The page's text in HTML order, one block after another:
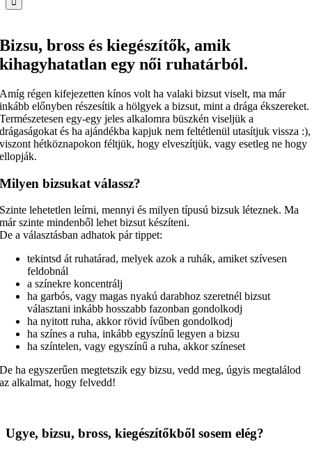
Bizsu, bross és kiegészítők, amik
kihagyhatatlan egy női ruhatárból.
Amíg régen kifejezetten kínos volt ha valaki bizsut viselt, ma már
inkább előnyben részesítik a hölgyek a bizsut, mint a drága ékszereket.
Természetesen egy-egy jeles alkalomra büszkén viseljük a
drágaságokat és ha ajándékba kapjuk nem feltétlenül utasítjuk vissza :),
viszont hétköznapokon féltjük, hogy elveszítjük, vagy esetleg ne hogy
ellopják.
Milyen bizsukat válassz?
Szinte lehetetlen leírni, mennyi és milyen típusú bizsuk léteznek. Ma
már szinte mindenből lehet bizsut készíteni.
De a választásban adhatok pár tippet:
tekintsd át ruhatárad, melyek azok a ruhák, amiket szívesen
feldobnál
a színekre koncentrálj
ha garbós, vagy magas nyakú darabhoz szeretnél bizsut
választani inkább hosszabb fazonban gondolkodj
ha nyitott ruha, akkor rövid ívűben gondolkodj
ha színes a ruha, inkább egyszínű legyen a bizsu
ha színtelen, vagy egyszínű a ruha, akkor színeset
De ha egyszerűen megtetszik egy bizsu, vedd meg, úgyis megtalálod
az alkalmat, hogy felvedd!
Ugye, bizsu, bross, kiegészítőkből sosem elég?